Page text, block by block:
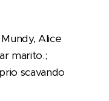
Alice
marito.;
scavando